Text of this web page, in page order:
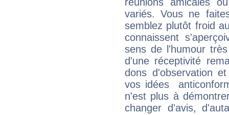
variés. Vous ne
semblez plutôt froid
connaissent
sens de l'humour
d'une réceptivité
dons d'observation
vos idées
n'est plus à
changer d'avis,